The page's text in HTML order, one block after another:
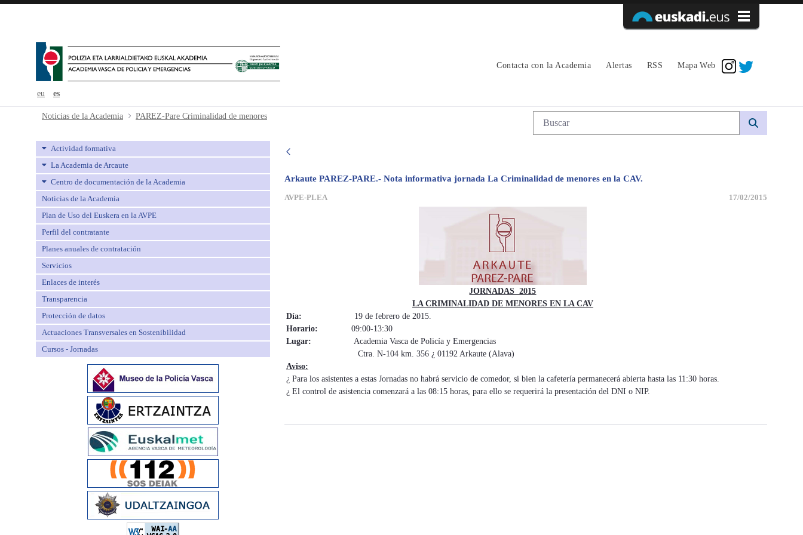
eu es
Contacta con la Academia Alertas RSS Mapa Web
PAREZ-Pare Criminalidad de menores - avpe
Noticias de la Academia PAREZ-Pare Criminalidad de menores Búsqueda web
Actividad formativa
La Academia de Arcaute
Centro de documentación de la Academia
Noticias de la Academia
Plan de Uso del Euskera en la AVPE
Perfil del contratante
Planes anuales de contratación
Servicios
Enlaces de interés
Transparencia
Protección de datos
Actuaciones Transversales en Sostenibilidad
Cursos - Jornadas
Arkaute PAREZ-PARE.- Nota informativa jornada La Criminalidad de menores en la CAV.
AVPE-PLEA 17/02/2015
JORNADAS 2015
LA CRIMINALIDAD DE MENORES EN LA CAV
Día:
19 de febrero de 2015.
Horario: 09:00-13:30
Lugar:
Academia Vasca de Policía y Emergencias
Ctra. N-104 km. 356 ¿ 01192 Arkaute (Alava)
Aviso:
¿ Para los asistentes a estas Jornadas no habrá servicio de comedor, si bien la cafetería permanecerá abierta hasta las 11:30 horas.
¿ El control de asistencia comenzará a las 08:15 horas, para ello se requerirá la presentación del DNI o NIP.